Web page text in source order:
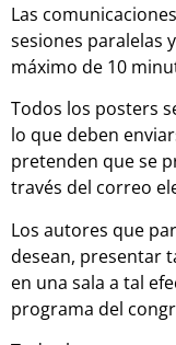
Las
sesiones paralelas
máximo de 10
Todos los posters
lo que deben
pretenden que se
través del correo
Los autores que
desean, presentar
en una sala a tal
programa del